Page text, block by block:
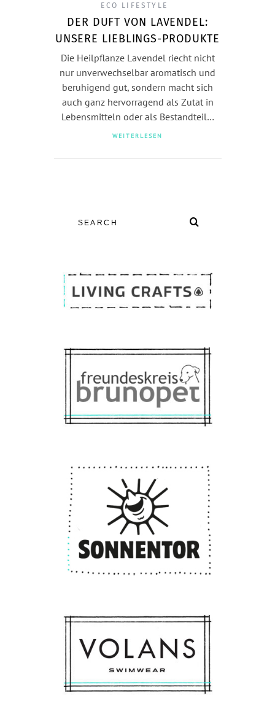
ECO LIFESTYLE
DER DUFT VON LAVENDEL:
UNSERE LIEBLINGS-PRODUKTE
Die Heilpflanze Lavendel riecht nicht
nur unverwechselbar aromatisch und
beruhigend gut, sondern macht sich
auch ganz hervorragend als Zutat in
Lebensmitteln oder als Bestandteil…
WEITERLESEN